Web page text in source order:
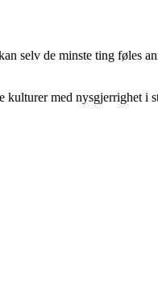
selv de minste ting føles
kulturer med nysgjerrighet i